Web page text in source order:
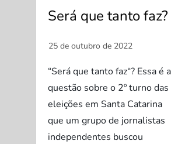
Será que tanto faz?
“Será que tanto faz“? Essa é a
questão sobre o 2º turno das
eleições em Santa Catarina
que um grupo de jornalistas
independentes buscou